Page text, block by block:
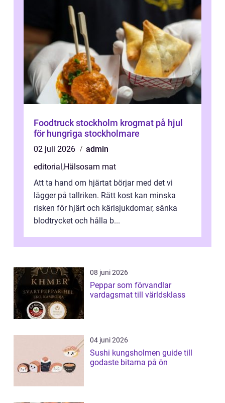
Foodtruck stockholm krogmat på hjul
för hungriga stockholmare
02 juli 2026
admin
editorial ,Hälsosam mat
Att ta hand om hjärtat börjar med det vi
lägger på tallriken. Rätt kost kan minska
risken för hjärt och kärlsjukdomar, sänka
blodtrycket och hålla b...
08 juni 2026
Peppar som förvandlar
vardagsmat till världsklass
04 juni 2026
Sushi kungsholmen guide till
godaste bitarna på ön